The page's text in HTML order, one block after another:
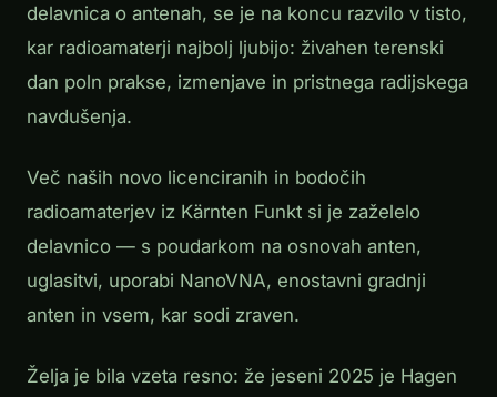
delavnica o antenah, se je na koncu razvilo v tisto,
kar radioamaterji najbolj ljubijo: živahen terenski
dan poln prakse, izmenjave in pristnega radijskega
navdušenja.
Več naših novo licenciranih in bodočih
radioamaterjev iz Kärnten Funkt si je zaželelo
delavnico — s poudarkom na osnovah anten,
uglasitvi, uporabi NanoVNA, enostavni gradnji
anten in vsem, kar sodi zraven.
Želja je bila vzeta resno: že jeseni 2025 je Hagen